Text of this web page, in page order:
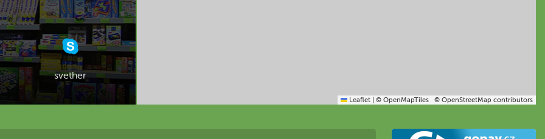
svether
Leaflet © OpenMapTiles © OpenStreetMap contributors